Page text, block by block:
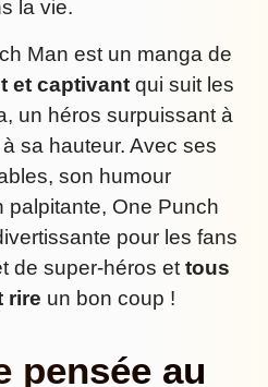
la vie.
Man est un manga de
et captivant qui suit les
un héros surpuissant à
sa hauteur. Avec ses
son humour
palpitante, One Punch
pour les fans
de super-héros ettous
rire un bon coup !
pensée au